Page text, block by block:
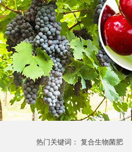
热门关键词： 复合生物菌肥